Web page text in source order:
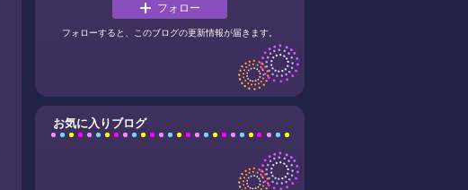
フォロー
フォローすると、このブログの更新情報が届きます。
お気に入りブログ